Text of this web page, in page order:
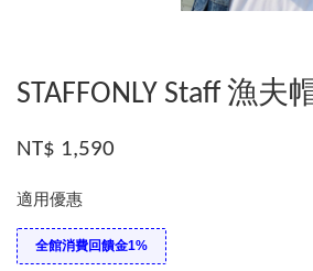
STAFFONLY Staff 漁夫
NT$ 1,590
適用優惠
全館消費回饋金1%